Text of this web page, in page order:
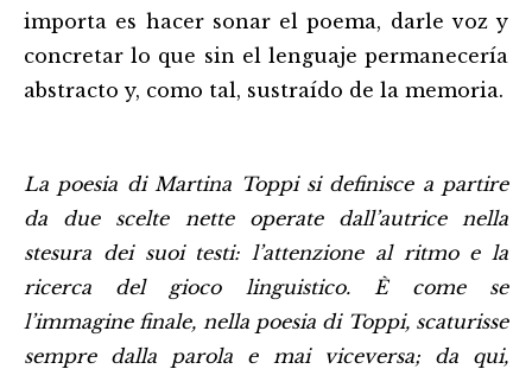
importa es hacer sonar el poema, darle voz y
concretar lo que sin el lenguaje permanecería
abstracto y, como tal, sustraído de la memoria.
La poesia di Martina Toppi si definisce a partire
da due scelte nette operate dall’autrice nella
stesura dei suoi testi: l’attenzione al ritmo e la
ricerca del gioco linguistico. È come se
l’immagine finale, nella poesia di Toppi, scaturisse
sempre dalla parola e mai viceversa; da qui,